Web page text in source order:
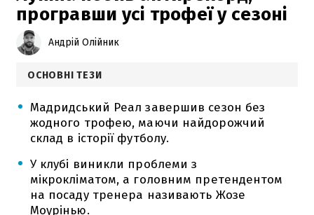
програвши усі трофеї у сезоні
Андрій Олійник
ОСНОВНІ ТЕЗИ
Мадридський Реал завершив сезон без
жодного трофею, маючи найдорожчий
склад в історії футболу.
У клубі виникли проблеми з
мікрокліматом, а головним претендентом
на посаду тренера називають Жозе
Моурінью.